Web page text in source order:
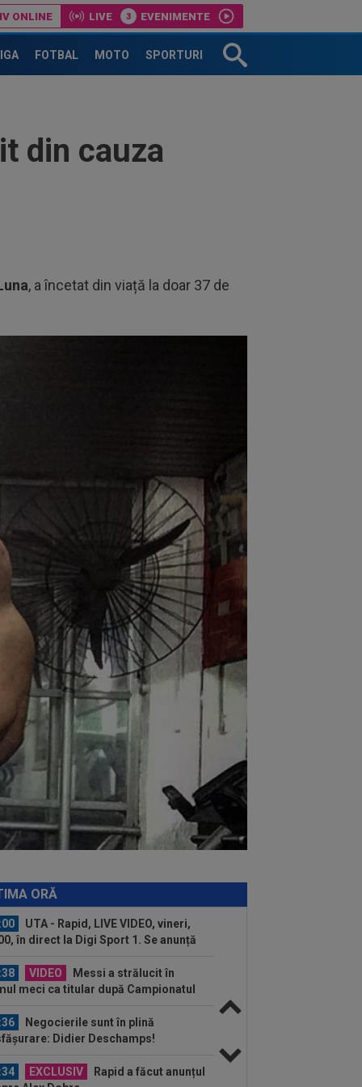
ONLINE LIVE EVENIMENTE
FOTBAL MOTO SPORTURI
din cauza
, a încetat din viață la doar 37 de
ORĂ
EXCLUSIV
Rapid a făcut anunțul
Alex Dobre
EXCLUSIV
Victor Pițurcă l-a
pe Florin Tănase și nu s-a ferit de
”La FCSB...
Suma uriașă care i se reține lui
Dinu din pensie, după ce a
A venit anunțul cel mare: Vinicius
a spus "DA" și semnează!
Mirel Rădoi și-a spus
de la Gaziantep
EXCLUSIV
Ioan Andone nu a
milă de jucătorul plătit cu 25.000€ pe
a luat bătaie cu 0-3 de la o echipă
UTA - Rapid, LIVE VIDEO, vineri,
în direct la Digi Sport 1. Se anunță
VIDEO
Messi a strălucit în
meci ca titular după Campionatul
Negocierile sunt în plină
Didier Deschamps!
EXCLUSIV
Rapid a făcut anunțul